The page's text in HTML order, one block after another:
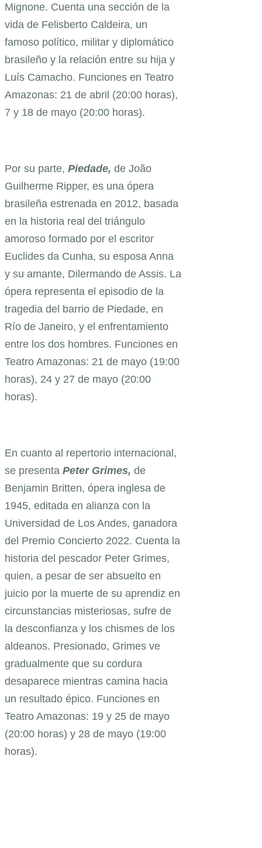
Mignone. Cuenta una sección de la
vida de Felisberto Caldeira, un
famoso político, militar y diplomático
brasileño y la relación entre su hija y
Luís Camacho. Funciones en Teatro
Amazonas: 21 de abril (20:00 horas),
7 y 18 de mayo (20:00 horas).
Por su parte, Piedade, de João
Guilherme Ripper, es una ópera
brasileña estrenada en 2012, basada
en la historia real del triángulo
amoroso formado por el escritor
Euclides da Cunha, su esposa Anna
y su amante, Dilermando de Assis. La
ópera representa el episodio de la
tragedia del barrio de Piedade, en
Río de Janeiro, y el enfrentamiento
entre los dos hombres. Funciones en
Teatro Amazonas: 21 de mayo (19:00
horas), 24 y 27 de mayo (20:00
horas).
En cuanto al repertorio internacional,
se presenta Peter Grimes, de
Benjamin Britten, ópera inglesa de
1945, editada en alianza con la
Universidad de Los Andes, ganadora
del Premio Concierto 2022. Cuenta la
historia del pescador Peter Grimes,
quien, a pesar de ser absuelto en
juicio por la muerte de su aprendiz en
circunstancias misteriosas, sufre de
la desconfianza y los chismes de los
aldeanos. Presionado, Grimes ve
gradualmente que su cordura
desaparece mientras camina hacia
un resultado épico. Funciones en
Teatro Amazonas: 19 y 25 de mayo
(20:00 horas) y 28 de mayo (19:00
horas).